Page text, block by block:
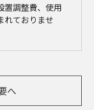
置調整費、使用
れておりませ
へ